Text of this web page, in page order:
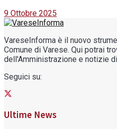
9 Ottobre 2025
VareseInforma è il nuovo
Comune di Varese. Qui potrai
dell'Amministrazione e notizie
Seguici su:
Ultime News